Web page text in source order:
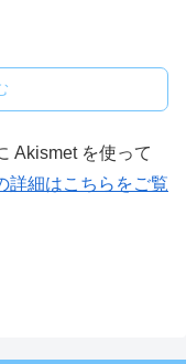
Akismet を使って
詳細はこちらをご覧